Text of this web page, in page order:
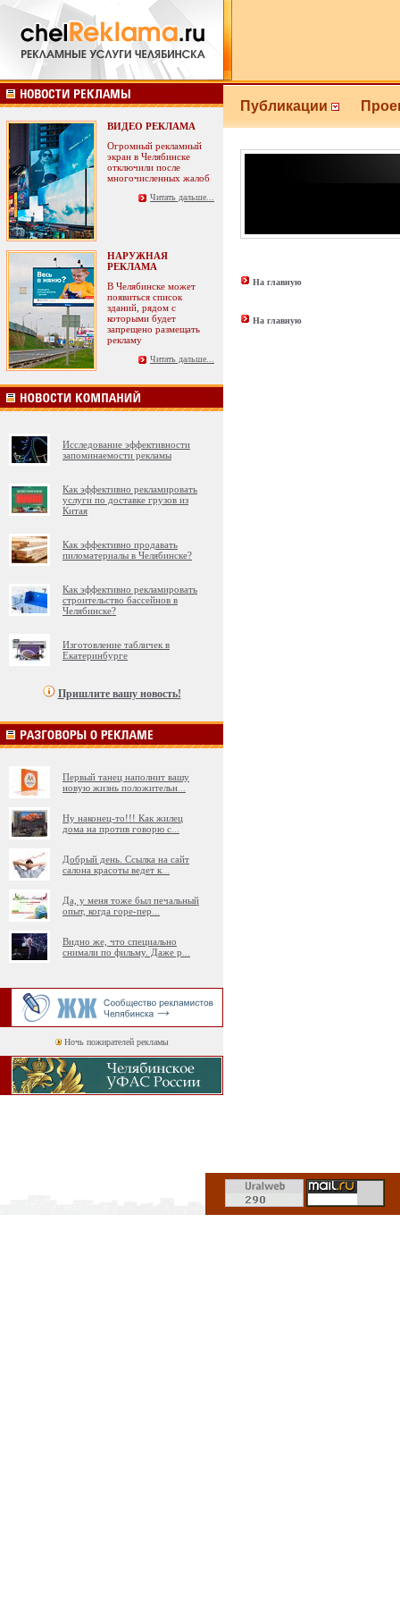
ВИДЕО РЕКЛАМА
Огромный рекламный
экран в Челябинске
отключили после
многочисленных жалоб
Читать дальше...
НАРУЖНАЯ
РЕКЛАМА
В Челябинске может
появиться список
зданий, рядом с
которыми будет
запрещено размещать
рекламу
Читать дальше...
Исследование эффективности
запоминаемости рекламы
Как эффективно рекламировать
услуги по доставке грузов из
Китая
Как эффективно продавать
пиломатериалы в Челябинске?
Как эффективно рекламировать
строительство бассейнов в
Челябинске?
Изготовление табличек в
Екатеринбурге
Пришлите вашу новость!
Первый танец наполнит вашу
новую жизнь положительн
Ну наконец-то!!! Как жилец
дома на против говорю с
Добрый день. Ссылка на сайт
салона красоты ведет к
Да, у меня тоже был печальный
опыт, когда горе-пер
Видно же, что специально
снимали по фильму. Даже р
Ночь пожирателей рекламы
Публикации
На главную
На главную